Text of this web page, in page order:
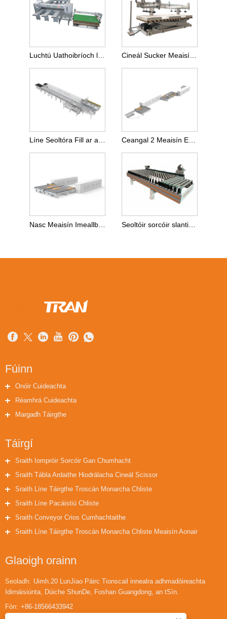
Luchtú Uathoibríoch le haghaidh Chonaic Painéal CNC Cineál Sucker Meaisín Luchtaithe agus Díluchtaithe
Ceangal 2 Meaisín Edgebanding
Seoltóir sorcóir slanting le haghaidh Infeed
Fúinn
Onóir Cuideachta
Réamhrá Cuideachta
Margadh Táirgthe
Táirgí
Sraith Iompróir Sorcóir Gan Chumhacht
Sraith Tábla Ardaithe Hiodrálacha Cineál Scissor
Sraith Líne Táirgthe Troscán Monarcha Chliste
Sraith Líne Pacáistiú Chliste
Sraith Conveyor Crios Cumhachtaithe
Sraith Líne Táirgthe Troscán Monarcha Chliste Meaisín Aonair
Glaoigh orainn
Seoladh: Uimh.20 LunJiao Páirc Tionscail innealra adhmadóireachta
Idirnáisiúnta, Dúiche ShunDe, Foshan Guangdong, an tSín.
Fón: +86-18566433942